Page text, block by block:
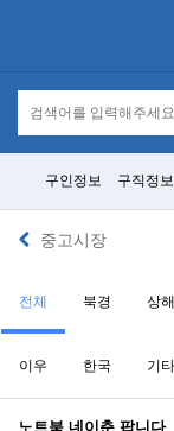
구인정보 구직정보
중고시장
전체 북경 상해
이우 한국 기
노트북 네이춘 팝니다